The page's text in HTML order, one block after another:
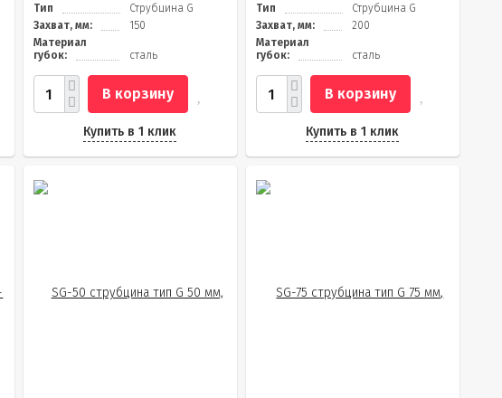
Тип
Струбцина G
Захват, мм:
150
Материал
губок:
сталь
В корзину
Купить в 1 клик
Тип
Струбцина G
Захват, мм:
200
Материал
губок:
сталь
В корзину
Купить в 1 клик